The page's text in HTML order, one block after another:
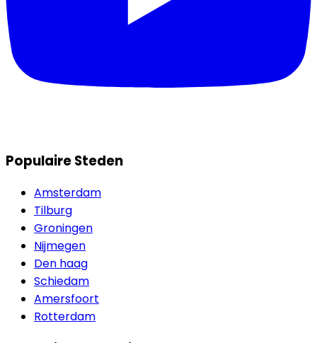
Populaire Steden
Amsterdam
Tilburg
Groningen
Nijmegen
Den haag
Schiedam
Amersfoort
Rotterdam